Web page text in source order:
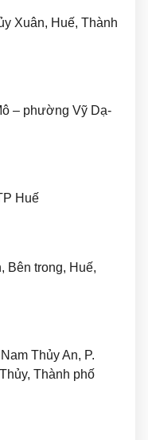
Xuân, Huế, Thành
– phường Vỹ Dạ-
Huế
Bên trong, Huế,
Thủy An, P.
Thành phố